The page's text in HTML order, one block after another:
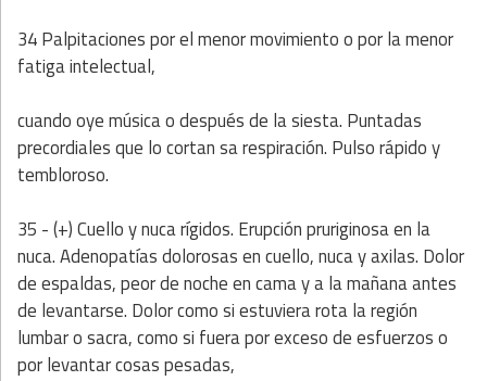
34 Palpitaciones por el menor movimiento o por la menor
fatiga intelectual,
cuando oye música o después de la siesta. Puntadas
precordiales que lo cortan sa respiración. Pulso rápido y
tembloroso.
35 - (+) Cuello y nuca rígidos. Erupción pruriginosa en la
nuca. Adenopatías dolorosas en cuello, nuca y axilas. Dolor
de espaldas, peor de noche en cama y a la mañana antes
de levantarse. Dolor como si estuviera rota la región
lumbar o sacra, como si fuera por exceso de esfuerzos o
por levantar cosas pesadas,